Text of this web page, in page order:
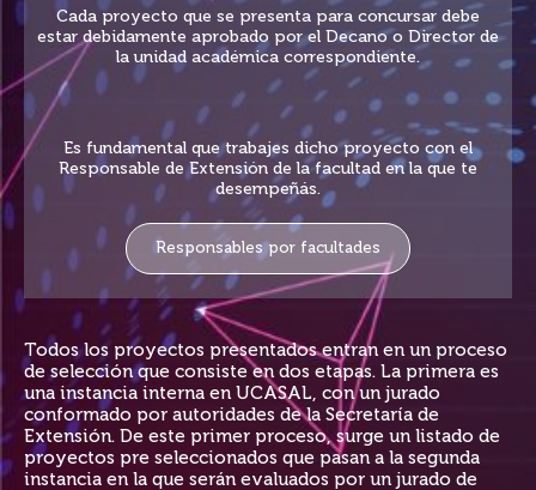
Cada proyecto que se presenta para concursar debe
estar debidamente aprobado por el Decano o Director de
la unidad académica correspondiente.
Es fundamental que trabajes dicho proyecto con el
Responsable de Extensión de la facultad en la que te
desempeñás.
Responsables por facultades
Todos los proyectos presentados entran en un proceso
de selección que consiste en dos etapas. La primera es
una instancia interna en UCASAL, con un jurado
conformado por autoridades de la Secretaría de
Extensión. De este primer proceso, surge un listado de
proyectos pre seleccionados que pasan a la segunda
instancia en la que serán evaluados por un jurado de